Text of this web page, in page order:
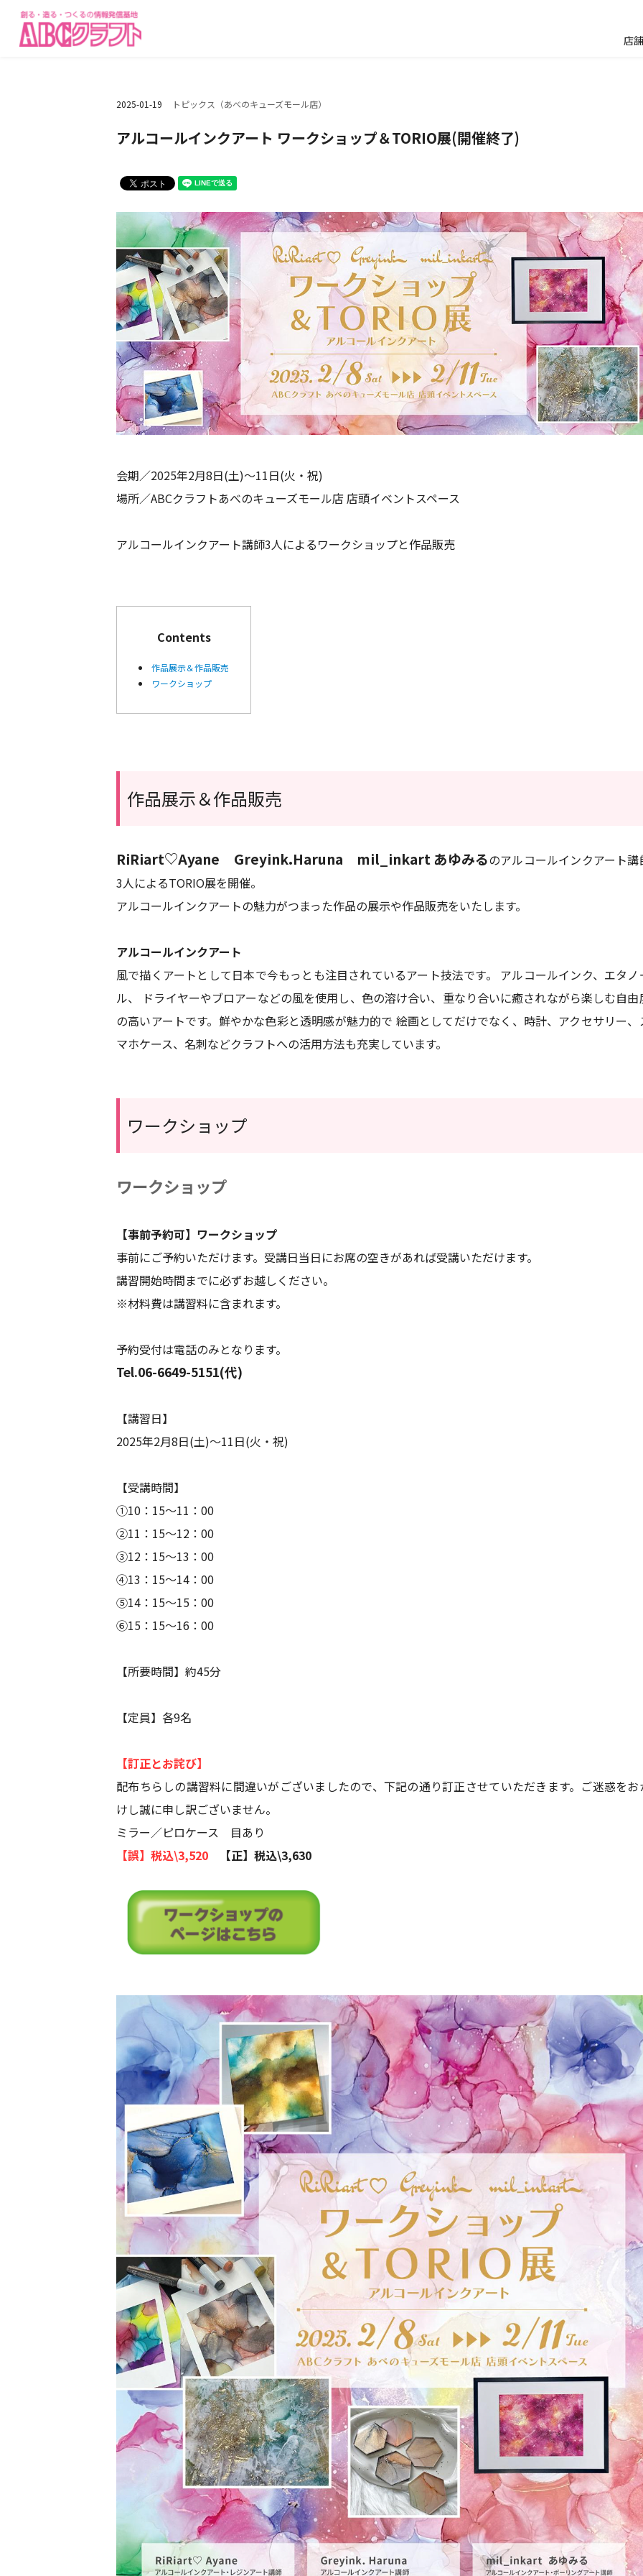
店
2025-01-19 トピックス（あべのキューズモール店）
アルコールインクアート ワークショップ＆TORIO展(開催終了)
会期／2025年2月8日(土)～11日(火・祝)
場所／ABCクラフトあべのキューズモール店 店頭イベントスペース
アルコールインクアート講師3人によるワークショップと作品販売
Contents
作品展示＆作品販売
ワークショップ
作品展示＆作品販売
RiRiart♡Ayane Greyink.Haruna mil_inkart あゆみるのアルコールインクアート講
3人によるTORIO展を開催。
アルコールインクアートの魅力がつまった作品の展示や作品販売をいたします。
アルコールインクアート
風で描くアートとして日本で今もっとも注目されているアート技法です。 アルコールインク、エタノ
ル、 ドライヤーやブロアーなどの風を使用し、色の溶け合い、重なり合いに癒されながら楽しむ自由
の高いアートです。鮮やかな色彩と透明感が魅力的で 絵画としてだけでなく、時計、アクセサリー、
マホケース、名刺などクラフトへの活用方法も充実しています。
ワークショップ
ワークショップ
【事前予約可】ワークショップ
事前にご予約いただけます。受講日当日にお席の空きがあれば受講いただけます。
講習開始時間までに必ずお越しください。
※材料費は講習料に含まれます。
予約受付は電話のみとなります。
Tel.06-6649-5151(代)
【講習日】
2025年2月8日(土)～11日(火・祝)
【受講時間】
①10：15～11：00
②11：15～12：00
③12：15～13：00
④13：15～14：00
⑤14：15～15：00
⑥15：15～16：00
【所要時間】約45分
【定員】各9名
【訂正とお詫び】
配布ちらしの講習料に間違いがございましたので、下記の通り訂正させていただきます。ご迷惑をお
けし誠に申し訳ございません。
ミラー／ピロケース 目あり
【誤】税込\3,520
【正】税込\3,630